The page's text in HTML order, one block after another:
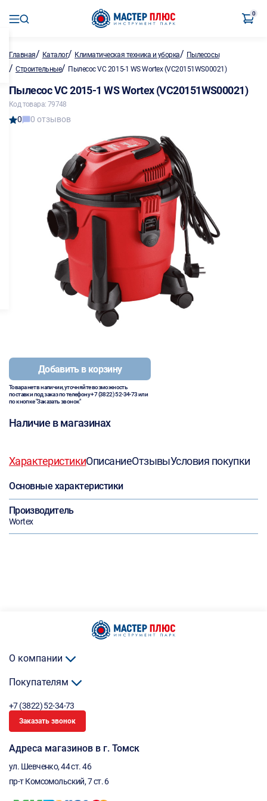
0
Главная/ Каталог/ Климатическая техника и уборка/ Пылесосы
/ Строительные/ Пылесос VC 2015-1 WS Wortex (VC20151WS00021)
Пылесос VC 2015-1 WS Wortex (VC20151WS00021)
Код товара: 79748
0 0 отзывов
Добавить в корзину
Товара нет в наличии, уточняйте возможность
поставки под заказ по телефону+7 (3822) 52-34-73или
по кнопке "Заказать звонок"
Наличие в магазинах
ХарактеристикиОписаниеОтзывыУсловия покупки
Основные характеристики
Производитель
Wortex
О компании
Покупателям
+7 (3822) 52-34-73
Заказать звонок
Адреса магазинов в г. Томск
ул. Шевченко, 44 ст. 46
пр-т Комсомольский, 7 ст. 6